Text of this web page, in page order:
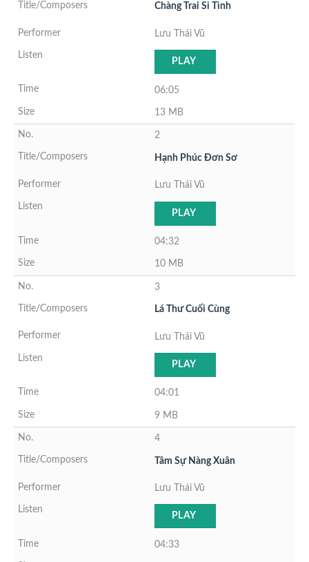
Chàng Trai Si Tình
Lưu Thái Vũ
PLAY
06:05
13 MB
2
Hạnh Phúc Đơn Sơ
Lưu Thái Vũ
PLAY
04:32
10 MB
3
Lá Thư Cuối Cùng
Lưu Thái Vũ
PLAY
04:01
9 MB
4
Tâm Sự Nàng Xuân
Lưu Thái Vũ
PLAY
04:33